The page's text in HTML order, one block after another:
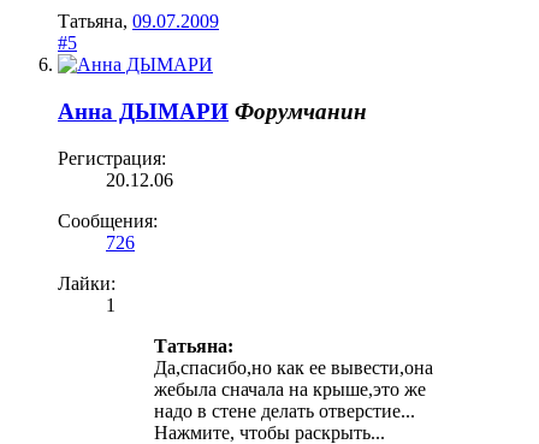
Татьяна, 09.07.2009
#5
Анна ДЫМАРИ Форумчанин
Регистрация:
20.12.06
Сообщения:
726
Лайки:
1
Татьяна:
Да,спасибо,но как ее вывести,она
жебыла сначала на крыше,это же
надо в стене делать отверстие...
Нажмите, чтобы раскрыть...